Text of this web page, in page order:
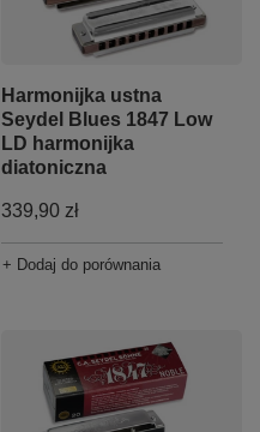
Harmonijka ustna
Seydel Blues 1847 Low
LD harmonijka
diatoniczna
339,90 zł
+ Dodaj do porównania